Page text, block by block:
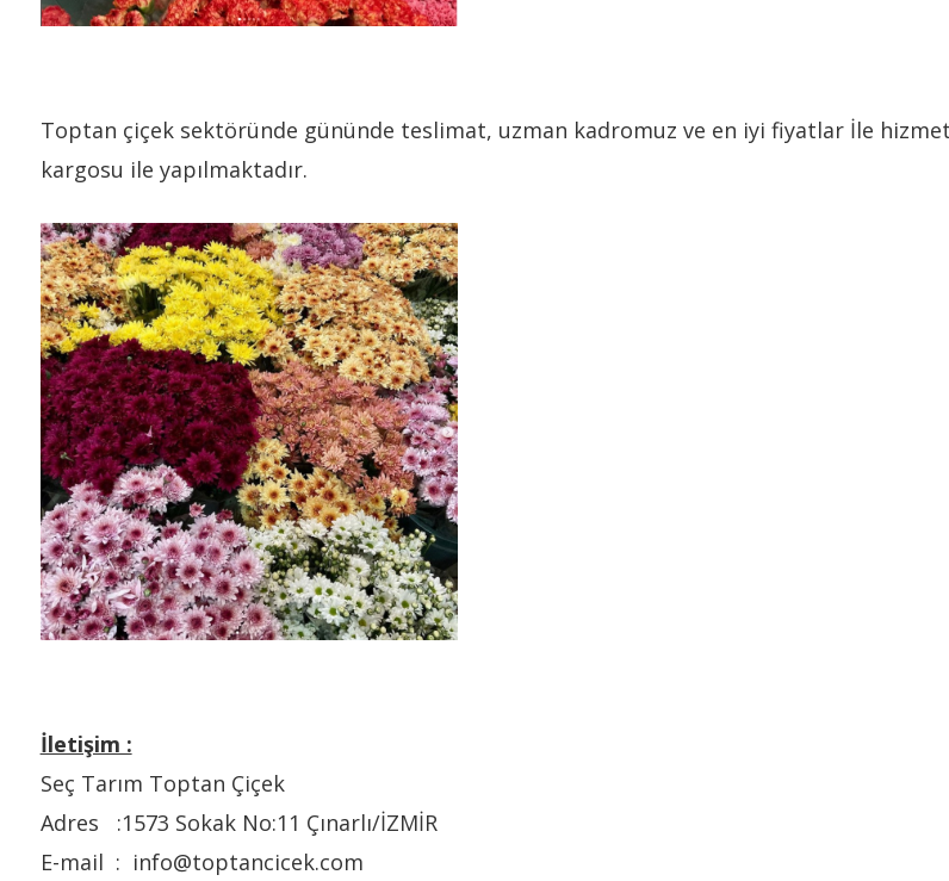
Toptan çiçek sektöründe gününde teslimat, uzman kadromuz ve en iyi fiyatlar İle
kargosu ile yapılmaktadır.
İletişim :
Seç Tarım Toptan Çiçek
Adres :1573 Sokak No:11 Çınarlı/İZMİR
E-mail : info@toptancicek.com